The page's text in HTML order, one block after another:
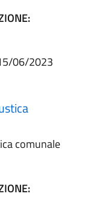
06/2023
comunale